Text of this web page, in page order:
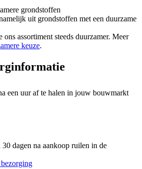
grondstoffen
uit grondstoffen met een duurzame
ons assortiment steeds duurzamer. Meer
keuze.
een uur af te halen in jouw bouwmarkt
dagen na aankoop ruilen in de